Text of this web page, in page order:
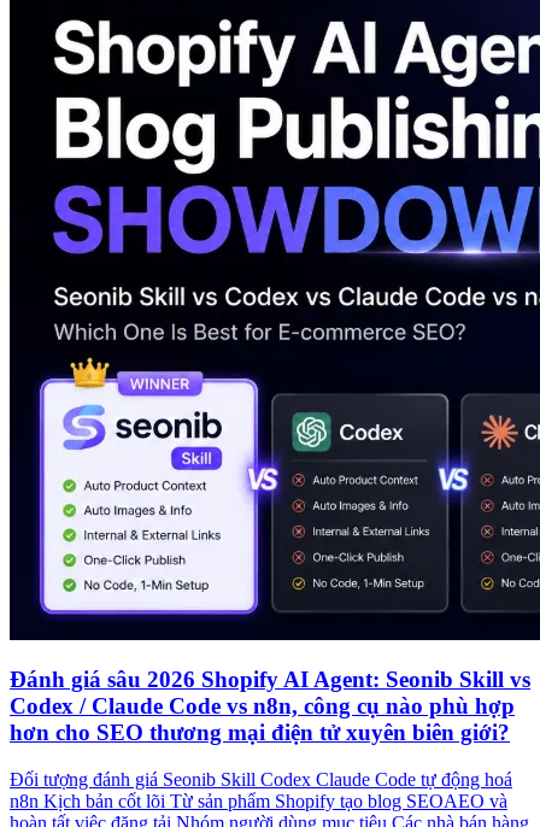
Đánh giá sâu 2026 Shopify AI Agent: Seonib Skill vs
Codex / Claude Code vs n8n, công cụ nào phù hợp
hơn cho SEO thương mại điện tử xuyên biên giới?
Đối tượng đánh giá Seonib Skill Codex Claude Code tự động hoá
n8n Kịch bản cốt lõi Từ sản phẩm Shopify tạo blog SEOAEO và